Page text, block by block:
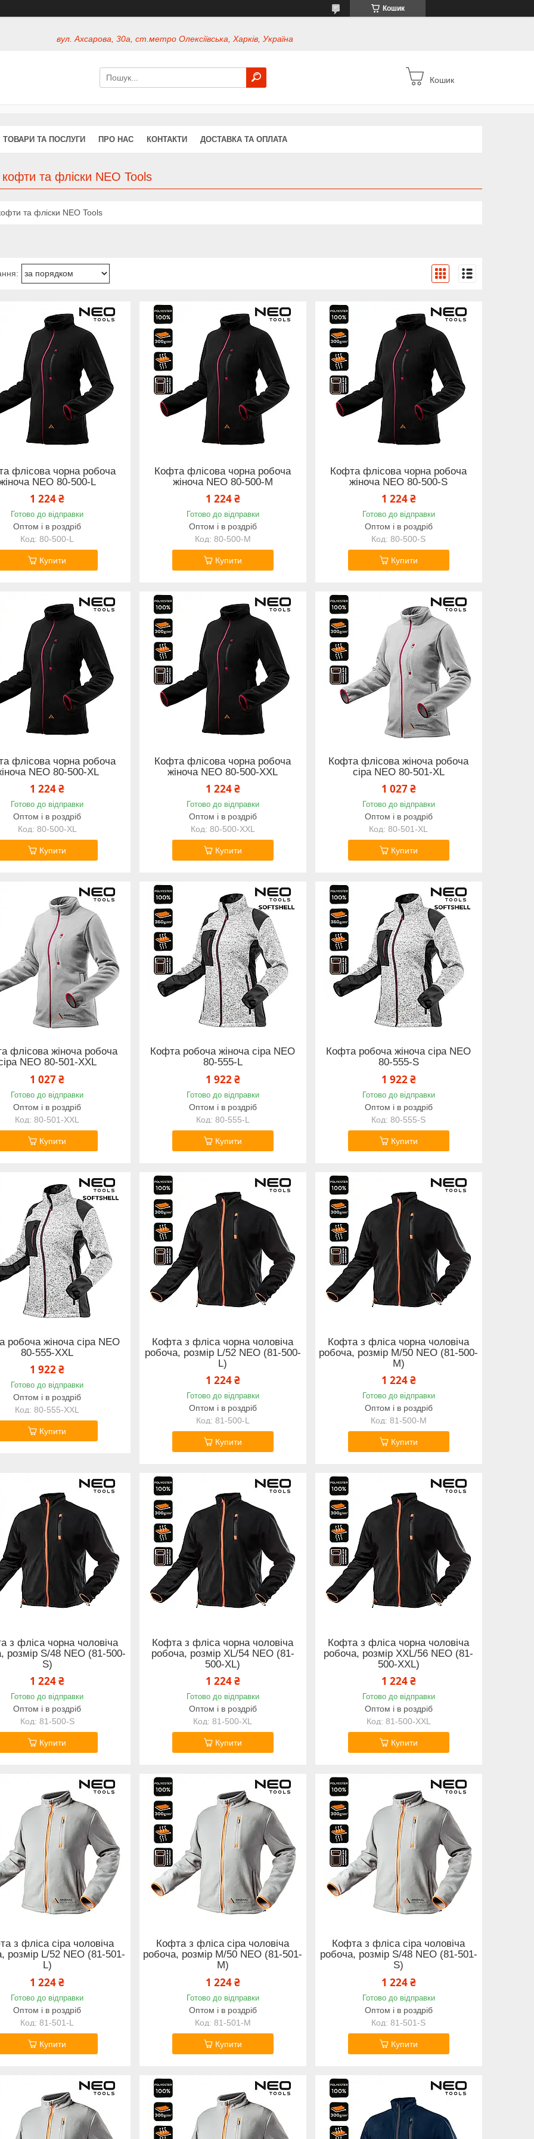
Кошик
вул. Ахсарова, 30а, ст.метро Олексіївська, Харків, Україна
Кошик
ТОВАРИ ТА ПОСЛУГИ ПРО НАС КОНТАКТИ ДОСТАВКА ТА ОПЛАТА
кофти та фліски NEO Tools
та фліски NEO Tools
флісова чорна робоча
NEO 80-500-L
1 224 ₴
Готово до відправки
Оптом і в роздріб
80-500-L
Купити
Кофта флісова чорна робоча
жіноча NEO 80-500-M
1 224 ₴
Готово до відправки
Оптом і в роздріб
80-500-M
Купити
Кофта флісова чорна робоча
жіноча NEO 80-500-S
1 224 ₴
Готово до відправки
Оптом і в роздріб
80-500-S
Купити
флісова чорна робоча
NEO 80-500-XL
1 224 ₴
Готово до відправки
Оптом і в роздріб
80-500-XL
Купити
Кофта флісова чорна робоча
жіноча NEO 80-500-XXL
1 224 ₴
Готово до відправки
Оптом і в роздріб
80-500-XXL
Купити
Кофта флісова жіноча робоча
сіра NEO 80-501-XL
1 027 ₴
Готово до відправки
Оптом і в роздріб
80-501-XL
Купити
флісова жіноча робоча
NEO 80-501-XXL
1 027 ₴
Готово до відправки
Оптом і в роздріб
80-501-XXL
Купити
Кофта робоча жіноча сіра NEO
80-555-L
1 922 ₴
Готово до відправки
Оптом і в роздріб
80-555-L
Купити
Кофта робоча жіноча сіра NEO
80-555-S
1 922 ₴
Готово до відправки
Оптом і в роздріб
80-555-S
Купити
робоча жіноча сіра NEO
80-555-XXL
1 922 ₴
Готово до відправки
Оптом і в роздріб
80-555-XXL
Купити
Кофта з фліса чорна чоловіча
робоча, розмір L/52 NEO (81-500-
L)
1 224 ₴
Готово до відправки
Оптом і в роздріб
81-500-L
Купити
Кофта з фліса чорна чоловіча
робоча, розмір M/50 NEO (81-500-
M)
1 224 ₴
Готово до відправки
Оптом і в роздріб
81-500-M
Купити
з фліса чорна чоловіча
розмір S/48 NEO (81-500-
S)
1 224 ₴
Готово до відправки
Оптом і в роздріб
81-500-S
Купити
Кофта з фліса чорна чоловіча
робоча, розмір XL/54 NEO (81-
500-XL)
1 224 ₴
Готово до відправки
Оптом і в роздріб
81-500-XL
Купити
Кофта з фліса чорна чоловіча
робоча, розмір XXL/56 NEO (81-
500-XXL)
1 224 ₴
Готово до відправки
Оптом і в роздріб
81-500-XXL
Купити
з фліса сіра чоловіча
розмір L/52 NEO (81-501-
L)
1 224 ₴
Готово до відправки
Оптом і в роздріб
81-501-L
Купити
Кофта з фліса сіра чоловіча
робоча, розмір M/50 NEO (81-501-
M)
1 224 ₴
Готово до відправки
Оптом і в роздріб
81-501-M
Купити
Кофта з фліса сіра чоловіча
робоча, розмір S/48 NEO (81-501-
S)
1 224 ₴
Готово до відправки
Оптом і в роздріб
81-501-S
Купити